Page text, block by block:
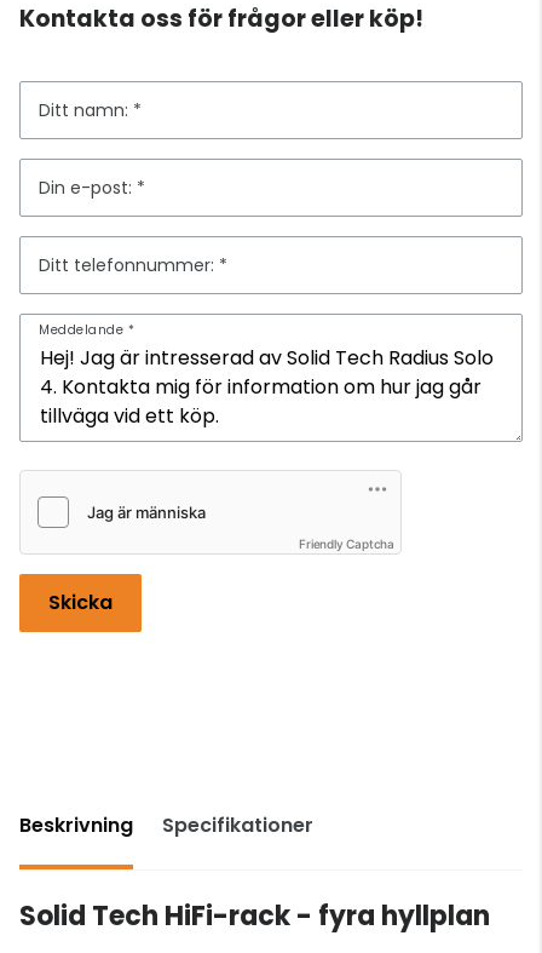
Kontakta oss för frågor eller köp!
Ditt namn:
Din e-post:
Ditt telefonnummer:
Meddelande
Friendly Captcha
Skicka
Beskrivning Specifikationer
Solid Tech HiFi-rack - fyra hyllplan